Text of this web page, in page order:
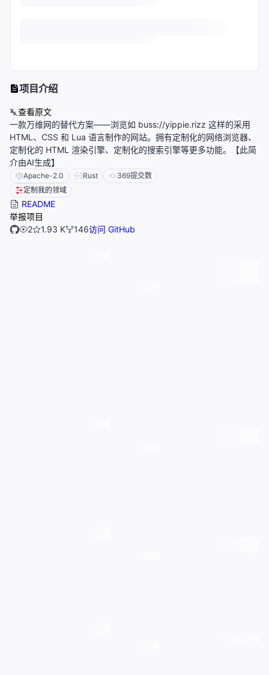
项目介绍
查看原文
一款万维网的替代方案——浏览如 buss://yippie.rizz 这样的采用
HTML、CSS 和 Lua 语言制作的网站。拥有定制化的网络浏览器、
定制化的 HTML 渲染引擎、定制化的搜索引擎等更多功能。【此简
介由AI生成】
Apache-2.0 Rust 369提交数
定制我的领域
README
举报项目
2
1.93 K 146访问 GitHub